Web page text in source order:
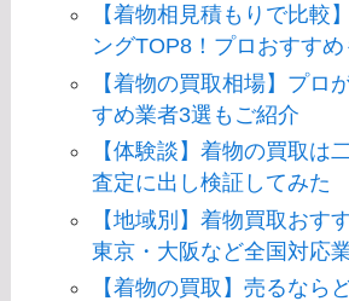
【着物相見積もりで比較
ングTOP8！プロおすすめ
【着物の買取相場】プロ
すめ業者3選もご紹介
【体験談】着物の買取は
査定に出し検証してみた
【地域別】着物買取おす
東京・大阪など全国対応
【着物の買取】売るなら